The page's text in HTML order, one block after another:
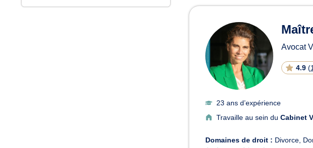
Avocat
4.9 (
23 ans d’expérience
Travaille au sein du Cabinet
Domaines de droit : Divorce